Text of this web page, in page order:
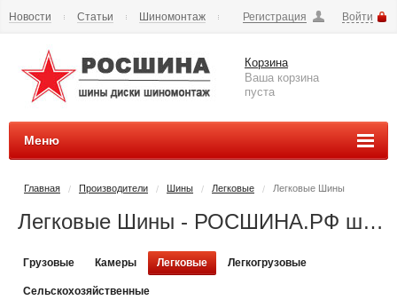
Регистрация Войти
Новости Статьи
Шиномонтаж
Вопросы и ответы
Контакты Наши реквизиты
Корзина
Ваша корзина
пуста
Меню
Главная / Производители / Шины / Легковые / Легковые Шины
Легковые Шины - РОСШИНА.РФ шины и диски во Владимире купить
Грузовые Камеры Легковые Легкогрузовые
Сельскохозяйственные